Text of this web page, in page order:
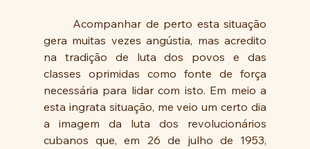
gera muitas vezes angústia, mas acredito
na tradição de luta dos povos e das
classes oprimidas como fonte de força
necessária para lidar com isto. Em meio a
esta ingrata situação, me veio um certo dia
a imagem da luta dos revolucionários
cubanos que, em 26 de julho de 1953,